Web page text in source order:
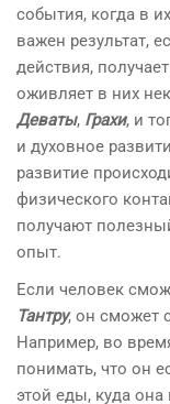
события, когда в
важен результат,
действия,
оживляет в них
Деваты, Грахи, и
и духовное
развитие
физического
получают
опыт.
Если человек
Тантру, он сможет
Например, во
понимать, что он
этой еды, куда